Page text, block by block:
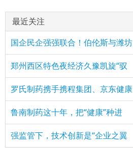
最近关注
国企民企强强联合！伯伦斯与潍坊
郑州西区特色夜经济久豫凯旋“驭
罗氏制药携手携程集团、京东健康
鲁南制药这十年，把“健康”种进
强监管下，技术创新是“企业之翼